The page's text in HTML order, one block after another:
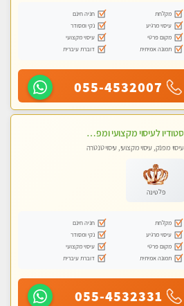
מקלחת
חניה חינם
עיסוי מרגיע
נקי ומסודר
מקום פרטי
עיסוי מקצועי
תמונה אמיתית
דוברת עיברית
055-4532007
סטודיו לעיסוי מקצועי ומפנק - מעסה מקצועית אלופה .....
עיסוי מפנק, עיסוי מקצועי, עיסוי טנטרה
פלטינה
מקלחת
חניה חינם
עיסוי מרגיע
נקי ומסודר
מקום פרטי
עיסוי מקצועי
תמונה אמיתית
דוברת עיברית
055-4532331